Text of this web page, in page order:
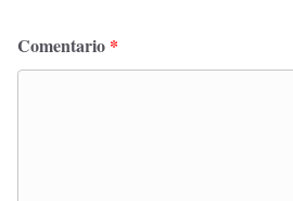
Comentario *